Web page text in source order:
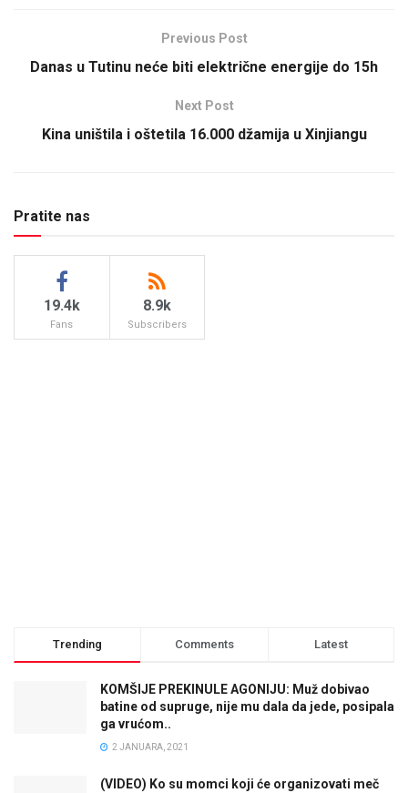
Previous Post
Danas u Tutinu neće biti električne energije do 15h
Next Post
Kina uništila i oštetila 16.000 džamija u Xinjiangu
Pratite nas
19.4k
Fans
8.9k
Subscribers
Trending Comments Latest
KOMŠIJE PREKINULE AGONIJU: Muž dobivao
batine od supruge, nije mu dala da jede, posipala
ga vrućom..
2 JANUARA, 2021
(VIDEO) Ko su momci koji će organizovati meč